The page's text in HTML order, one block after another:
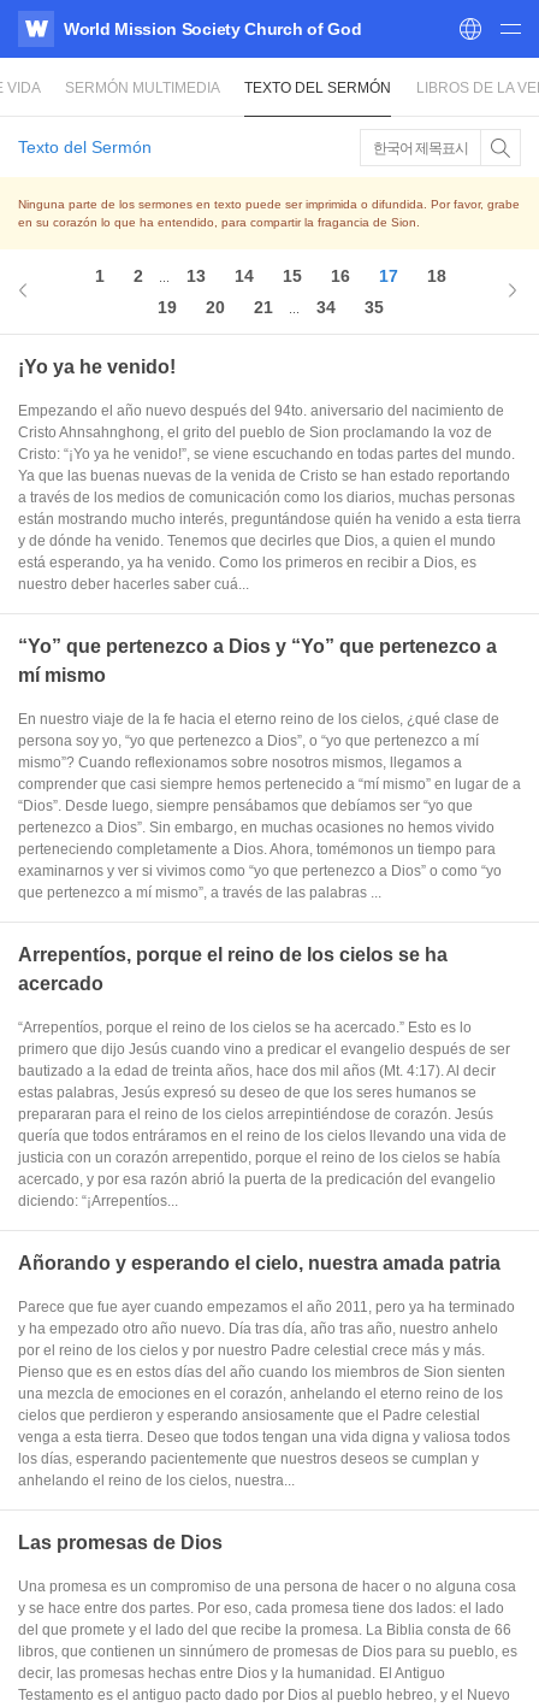
WATV
World Mission Society Church of God
VIDA SERMÓN MULTIMEDIA TEXTO DEL SERMÓN LIBROS DE LA
Texto del Sermón 한국어 제목표시
Ninguna parte de los sermones en texto puede ser imprimida o difundida. Por favor, grabe
en su corazón lo que ha entendido, para compartir la fragancia de Sion.
1 2 13 14 15 16 17
18
19
20 21 34 35
¡Yo ya he venido!
Empezando el año nuevo después del 94to. aniversario del nacimiento de
Cristo Ahnsahnghong, el grito del pueblo de Sion proclamando la voz de
Cristo: “¡Yo ya he venido!”, se viene escuchando en todas partes del mundo.
Ya que las buenas nuevas de la venida de Cristo se han estado reportando
a través de los medios de comunicación como los diarios, muchas personas
están mostrando mucho interés, preguntándose quién ha venido a esta tierra
y de dónde ha venido. Tenemos que decirles que Dios, a quien el mundo
está esperando, ya ha venido. Como los primeros en recibir a Dios, es
nuestro deber hacerles saber cuá...
“Yo” que pertenezco a Dios y “Yo” que pertenezco a
mí mismo
En nuestro viaje de la fe hacia el eterno reino de los cielos, ¿qué clase de
persona soy yo, “yo que pertenezco a Dios”, o “yo que pertenezco a mí
mismo”? Cuando reflexionamos sobre nosotros mismos, llegamos a
comprender que casi siempre hemos pertenecido a “mí mismo” en lugar de a
“Dios”. Desde luego, siempre pensábamos que debíamos ser “yo que
pertenezco a Dios”. Sin embargo, en muchas ocasiones no hemos vivido
perteneciendo completamente a Dios. Ahora, tomémonos un tiempo para
examinarnos y ver si vivimos como “yo que pertenezco a Dios” o como “yo
que pertenezco a mí mismo”, a través de las palabras ...
Arrepentíos, porque el reino de los cielos se ha
acercado
“Arrepentíos, porque el reino de los cielos se ha acercado.” Esto es lo
primero que dijo Jesús cuando vino a predicar el evangelio después de ser
bautizado a la edad de treinta años, hace dos mil años (Mt. 4:17). Al decir
estas palabras, Jesús expresó su deseo de que los seres humanos se
prepararan para el reino de los cielos arrepintiéndose de corazón. Jesús
quería que todos entráramos en el reino de los cielos llevando una vida de
justicia con un corazón arrepentido, porque el reino de los cielos se había
acercado, y por esa razón abrió la puerta de la predicación del evangelio
diciendo: “¡Arrepentíos...
Añorando y esperando el cielo, nuestra amada patria
Parece que fue ayer cuando empezamos el año 2011, pero ya ha terminado
y ha empezado otro año nuevo. Día tras día, año tras año, nuestro anhelo
por el reino de los cielos y por nuestro Padre celestial crece más y más.
Pienso que es en estos días del año cuando los miembros de Sion sienten
una mezcla de emociones en el corazón, anhelando el eterno reino de los
cielos que perdieron y esperando ansiosamente que el Padre celestial
venga a esta tierra. Deseo que todos tengan una vida digna y valiosa todos
los días, esperando pacientemente que nuestros deseos se cumplan y
anhelando el reino de los cielos, nuestra...
Las promesas de Dios
Una promesa es un compromiso de una persona de hacer o no alguna cosa
y se hace entre dos partes. Por eso, cada promesa tiene dos lados: el lado
del que promete y el lado del que recibe la promesa. La Biblia consta de 66
libros, que contienen un sinnúmero de promesas de Dios para su pueblo, es
decir, las promesas hechas entre Dios y la humanidad. El Antiguo
Testamento es el antiguo pacto dado por Dios al pueblo hebreo, y el Nuevo